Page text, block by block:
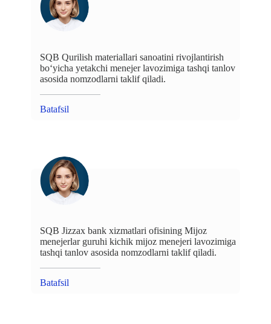
SQB Qurilish materiallari sanoatini rivojlantirish
bo‘yicha yetakchi menejer lavozimiga tashqi tanlov
asosida nomzodlarni taklif qiladi.
Batafsil
SQB Jizzax bank xizmatlari ofisining Mijoz
menejerlar guruhi kichik mijoz menejeri lavozimiga
tashqi tanlov asosida nomzodlarni taklif qiladi.
Batafsil